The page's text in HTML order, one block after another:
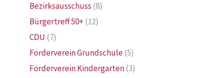
Bezirksausschuss (8)
Bürgertreff 50+ (12)
CDU (7)
Förderverein Grundschule(5)
Förderverein Kindergarten(3)